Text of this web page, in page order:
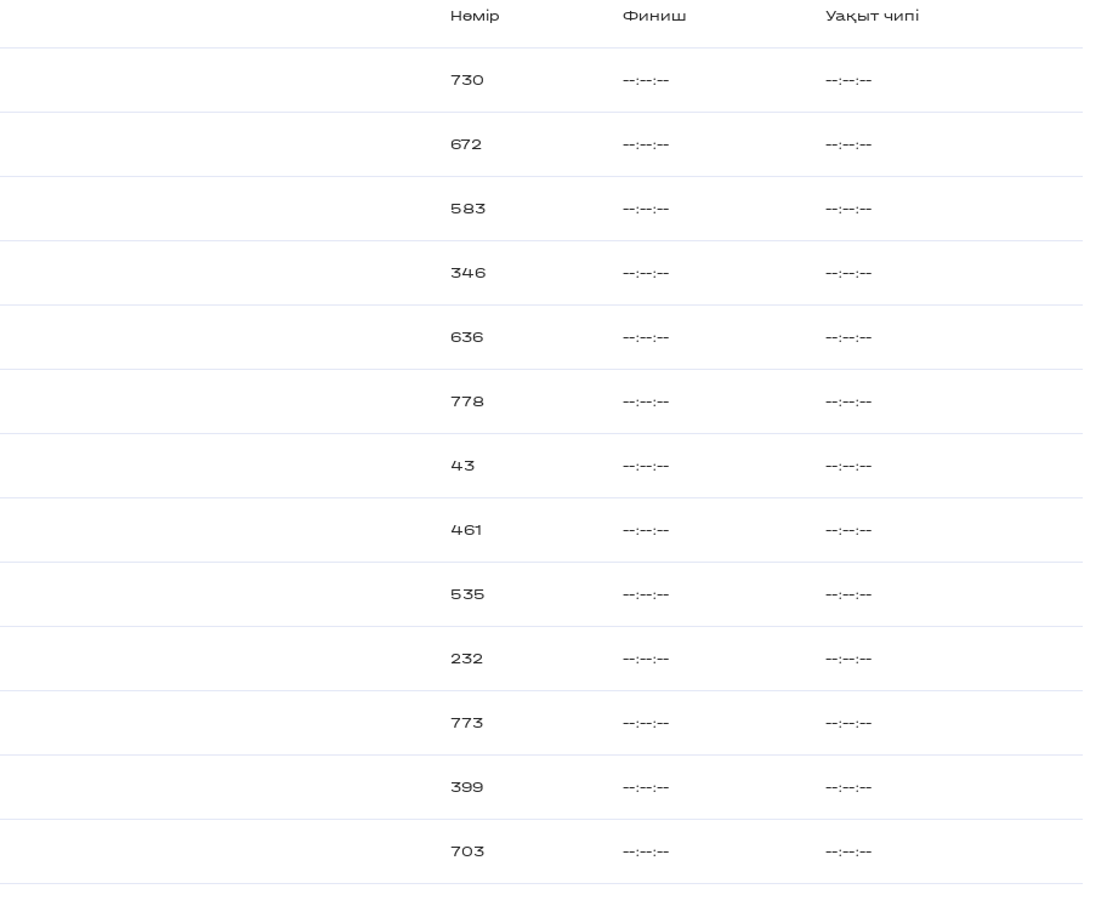
Нөмір Финиш Уақыт чипі
730 --:--:-- --:--:--
672 --:--:-- --:--:--
583 --:--:-- --:--:--
346 --:--:-- --:--:--
636 --:--:-- --:--:--
778 --:--:-- --:--:--
43 --:--:-- --:--:--
461 --:--:-- --:--:--
535 --:--:-- --:--:--
232 --:--:-- --:--:--
773 --:--:-- --:--:--
399 --:--:-- --:--:--
703 --:--:-- --:--:--